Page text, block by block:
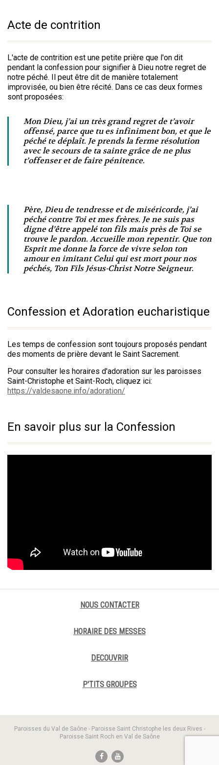
Acte de contrition
L'acte de contrition est une petite prière que l'on dit
pendant la confession pour signifier à Dieu notre regret de
notre péché. Il peut être dit de manière totalement
improvisée, ou bien être récité. Dans ce cas deux formes
sont proposées:
Mon Dieu, j’ai un très grand regret de t’avoir
offensé, parce que tu es infiniment bon, et que le
péché te déplaît. Je prends la ferme résolution
avec le secours de ta sainte grâce de ne plus
t’offenser et de faire pénitence.
Père, Dieu de tendresse et de miséricorde, j’ai
péché contre Toi et mes frères. Je ne suis pas
digne d’être appelé ton fils mais près de Toi se
trouve le pardon. Accueille mon repentir. Que ton
Esprit me donne la force de vivre selon ton
amour en imitant Celui qui est mort pour nos
péchés, Ton Fils Jésus-Christ Notre Seigneur.
Confession et Adoration eucharistique
Les temps de confession sont toujours proposés pendant
des moments de prière devant le Saint Sacrement.
Pour consulter les horaires d'adoration sur les paroisses
Saint-Christophe et Saint-Roch, cliquez ici:
https://valdesaone.info/adoration/
En savoir plus sur la Confession
NOUS CONTACTER
HORAIRE DES MESSES
DECOUVRIR
P'TITS GROUPES
Paroisses du Val de Saône - Paroisse Saint Christophe les deux Rives -
Paroisse Saint Roch en Val de Saône